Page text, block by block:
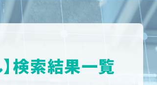
検索結果一覧